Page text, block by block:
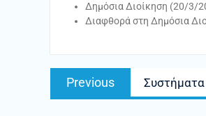
Δημόσια Διοίκηση (20/3/
Διαφθορά στη Δημόσια
Πλοήγηση
άρθρων
Previous
Previous
post:
Συστήματα